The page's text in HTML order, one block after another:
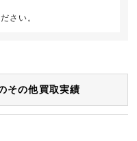
さい。
その他買取実績